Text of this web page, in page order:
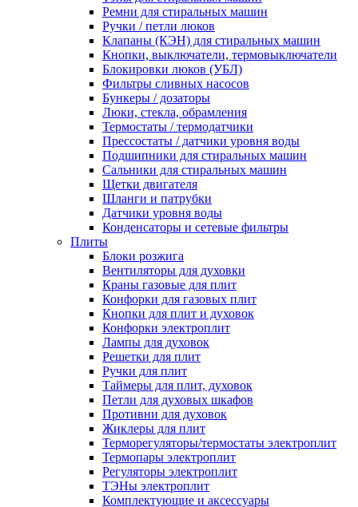
Ремни для стиральных машин
Ручки / петли люков
Клапаны (КЭН) для стиральных машин
Кнопки, выключатели, термовыключатели
Блокировки люков (УБЛ)
Фильтры сливных насосов
Бункеры / дозаторы
Люки, стекла, обрамления
Термостаты / термодатчики
Прессостаты / датчики уровня воды
Подшипники для стиральных машин
Сальники для стиральных машин
Щетки двигателя
Шланги и патрубки
Датчики уровня воды
Конденсаторы и сетевые фильтры
Плиты
Блоки розжига
Вентиляторы для духовки
Краны газовые для плит
Конфорки для газовых плит
Кнопки для плит и духовок
Конфорки электроплит
Лампы для духовок
Решетки для плит
Ручки для плит
Таймеры для плит, духовок
Петли для духовых шкафов
Противни для духовок
Жиклеры для плит
Терморегуляторы/термостаты электроплит
Термопары электроплит
Регуляторы электроплит
ТЭНы электроплит
Комплектующие и аксессуары